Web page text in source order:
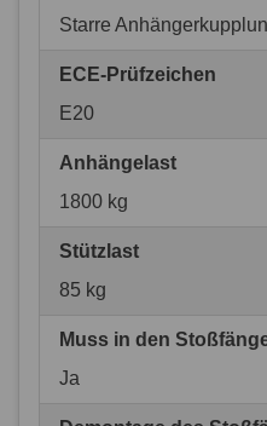
Starre
ECE-Prüfzeichen
E20
Anhängelast
1800 kg
Stützlast
85 kg
Muss in den
Ja